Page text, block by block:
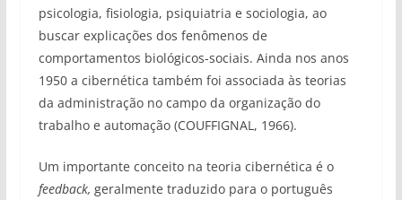
psicologia, fisiologia, psiquiatria e sociologia, ao
buscar explicações dos fenômenos de
comportamentos biológicos-sociais. Ainda nos anos
1950 a cibernética também foi associada às teorias
da administração no campo da organização do
trabalho e automação (COUFFIGNAL, 1966).
Um importante conceito na teoria cibernética é o
feedback, geralmente traduzido para o português